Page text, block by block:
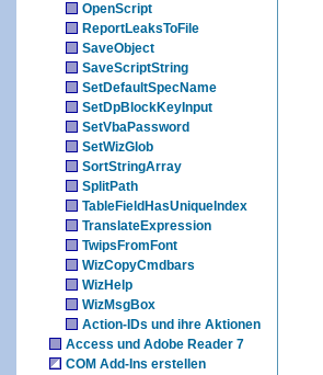
OpenScript
ReportLeaksToFile
SaveObject
SaveScriptString
SetDefaultSpecName
SetDpBlockKeyInput
SetVbaPassword
SetWizGlob
SortStringArray
SplitPath
TableFieldHasUniqueIndex
TranslateExpression
TwipsFromFont
WizCopyCmdbars
WizHelp
WizMsgBox
Action-IDs und ihre Aktionen
Access und Adobe Reader 7
COM Add-Ins erstellen